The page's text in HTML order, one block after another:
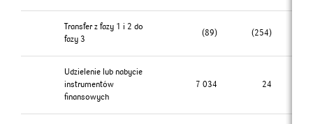
Transfer z fazy 1 i 2 do
fazy 3
(89) (254)
Udzielenie lub nabycie
instrumentów
finansowych
7 034 24